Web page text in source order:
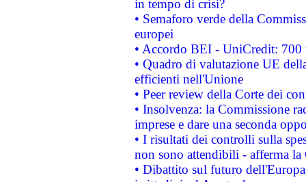
in tempo di crisi?
• Semaforo verde della
europei
• Accordo BEI - UniCredit:
• Quadro di valutazione UE
efficienti nell'Unione
• Peer review della Corte dei
• Insolvenza: la Commissione
imprese e dare una seconda
• I risultati dei controlli sulla
non sono attendibili - afferma la
• Dibattito sul futuro